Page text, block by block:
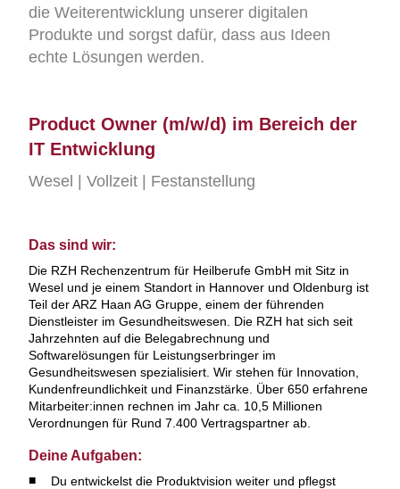
die Weiterentwicklung unserer digitalen
Produkte und sorgst dafür, dass aus Ideen
echte Lösungen werden.
Product Owner (m/w/d) im Bereich der
IT Entwicklung
Wesel | Vollzeit | Festanstellung
Das sind wir:
Die RZH Rechenzentrum für Heilberufe GmbH mit Sitz in
Wesel und je einem Standort in Hannover und Oldenburg ist
Teil der ARZ Haan AG Gruppe, einem der führenden
Dienstleister im Gesundheitswesen. Die RZH hat sich seit
Jahrzehnten auf die Belegabrechnung und
Softwarelösungen für Leistungserbringer im
Gesundheitswesen spezialisiert. Wir stehen für Innovation,
Kundenfreundlichkeit und Finanzstärke. Über 650 erfahrene
Mitarbeiter:innen rechnen im Jahr ca. 10,5 Millionen
Verordnungen für Rund 7.400 Vertragspartner ab.
Deine Aufgaben:
Du entwickelst die Produktvision weiter und pflegst